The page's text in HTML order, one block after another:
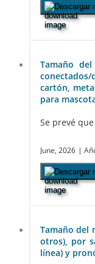
Descargar
Tamaño
cartón,
para
Se prevé
June, 2026 |
Descargar
Tamaño del
otros), por
línea) y